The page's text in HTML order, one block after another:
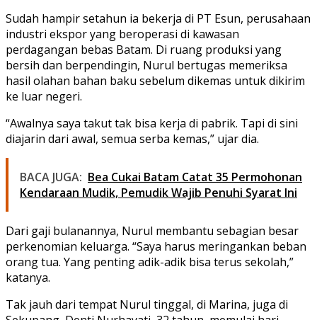
Sudah hampir setahun ia bekerja di PT Esun, perusahaan
industri ekspor yang beroperasi di kawasan
perdagangan bebas Batam. Di ruang produksi yang
bersih dan berpendingin, Nurul bertugas memeriksa
hasil olahan bahan baku sebelum dikemas untuk dikirim
ke luar negeri.
“Awalnya saya takut tak bisa kerja di pabrik. Tapi di sini
diajarin dari awal, semua serba kemas,” ujar dia.
BACA JUGA: Bea Cukai Batam Catat 35 Permohonan
Kendaraan Mudik, Pemudik Wajib Penuhi Syarat Ini
Dari gaji bulanannya, Nurul membantu sebagian besar
perkenomian keluarga. “Saya harus meringankan beban
orang tua. Yang penting adik-adik bisa terus sekolah,”
katanya.
Tak jauh dari tempat Nurul tinggal, di Marina, juga di